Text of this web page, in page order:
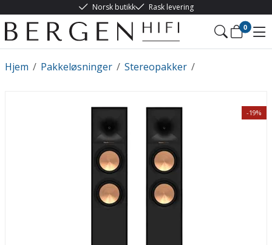
Norsk butikk Rask levering
0
/
Hjem /
Pakkeløsninger /
Stereopakker
-19%